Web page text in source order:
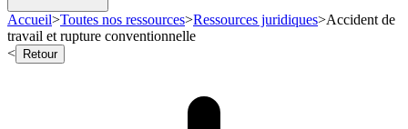
Accueil>Toutes nos ressources>Ressources juridiques>Accident de
travail et rupture conventionnelle
<
Retour